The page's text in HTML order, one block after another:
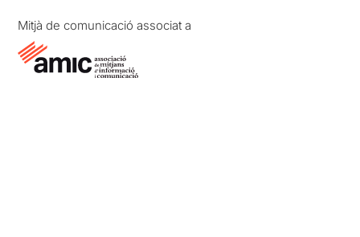
Mitjà de comunicació associat a